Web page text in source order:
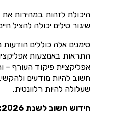
היכולת לזהות במהירות
שיגור טילים יכולה להציל
סימנים אלה כוללים
התראות באמצעות
אפליקציית פיקוד העורף –
חשוב להיות מודעים
שעלולה להיות רלוונטית.
חידוש חשוב לשנת 2026: